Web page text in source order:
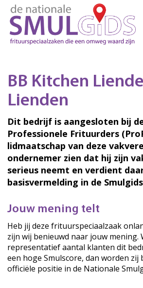
BB Kitchen
Lienden
Dit bedrijf is aangesloten bij
Professionele Frituurders
lidmaatschap van deze
ondernemer zien dat hij zijn
serieus neemt en verdient
basisvermelding in de
Jouw mening telt
Heb jij deze frituurspeciaalzaak
zijn wij benieuwd naar jouw mening.
representatief aantal klanten dit
een hoge Smulscore, dan worden zij
officiële positie in de Nationale